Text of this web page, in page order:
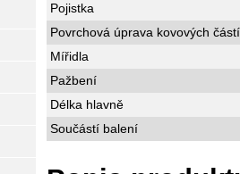
Pojistka
Povrchová úprava kovových částí
Mířidla
Pažbení
Délka hlavně
Součástí balení